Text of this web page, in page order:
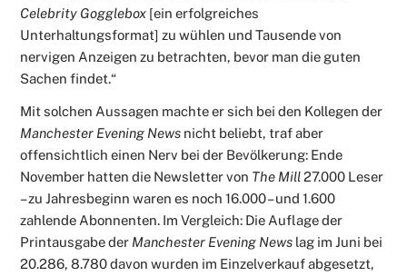
Celebrity Gogglebox [ein erfolgreiches
Unterhaltungsformat] zu wühlen und Tausende von
nervigen Anzeigen zu betrachten, bevor man die guten
Sachen findet.“
Mit solchen Aussagen machte er sich bei den Kollegen der
Manchester Evening News nicht beliebt, traf aber
offensichtlich einen Nerv bei der Bevölkerung: Ende
November hatten die Newsletter von The Mill27.000 Leser
– zu Jahresbeginn waren es noch 16.000 – und 1.600
zahlende Abonnenten. Im Vergleich: Die Auflage der
Printausgabe der Manchester Evening News lag im Juni bei
20.286, 8.780 davon wurden im Einzelverkauf abgesetzt,